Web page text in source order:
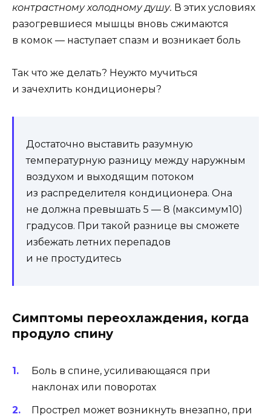
контрастному холодному душу. В этих условиях
разогревшиеся мышцы вновь сжимаются
в комок — наступает спазм и возникает боль
Так что же делать? Неужто мучиться
и зачехлить кондиционеры?
Достаточно выставить разумную
температурную разницу между наружным
воздухом и выходящим потоком
из распределителя кондиционера. Она
не должна превышать 5 — 8 (максимум10)
градусов. При такой разнице вы сможете
избежать летних перепадов
и не простудитесь
Симптомы переохлаждения, когда
продуло спину
Боль в спине, усиливающаяся при
наклонах или поворотах
Прострел может возникнуть внезапно, при